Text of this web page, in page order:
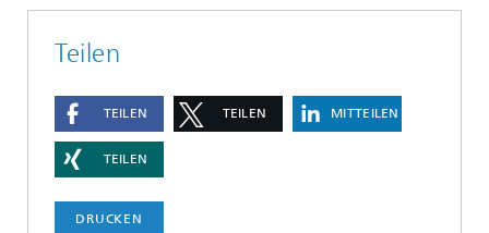
Teilen
TEILEN TEILEN MITTEILEN
TEILEN
DRUCKEN